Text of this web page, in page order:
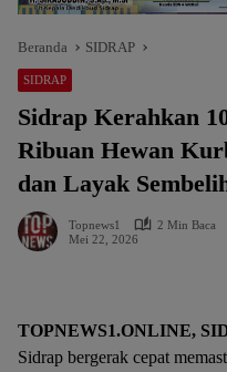
Beranda SIDRAP
SIDRAP
Sidrap Kerahkan
Ribuan Hewan
dan Layak
Topnews1
2 Min Baca
Mei 22, 2026
TOPNEWS1.ONLINE,
Sidrap bergerak cepat